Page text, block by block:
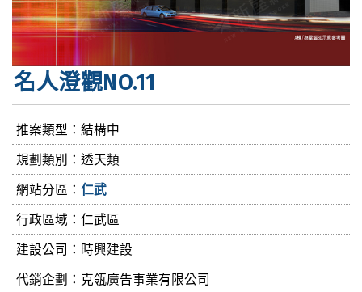
名人澄觀NO.11
推案類型：結構中
規劃類別：透天類
網站分區： 仁武
行政區域：仁武區
建設公司： 時興建設
代銷企劃：克瓴廣告事業有限公司